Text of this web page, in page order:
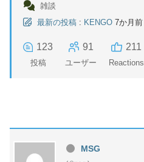
雑談
最新の投稿 : KENGO 7か月前
123
投稿
91
ユーザー
211
Reactions
MSG